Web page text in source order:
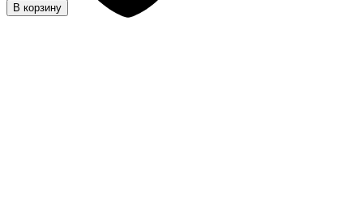
В корзину